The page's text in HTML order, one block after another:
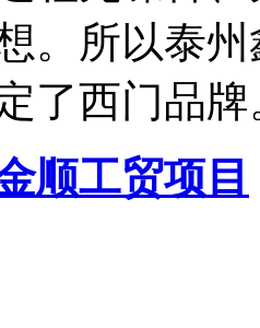
。所以泰
了西门品
顺工贸项目